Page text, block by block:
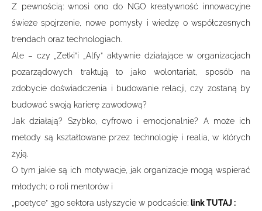
Z pewnością: wnosi ono do NGO kreatywność innowacyjne
świeże spojrzenie, nowe pomysły i wiedzę o współczesnych
trendach oraz technologiach.
Ale – czy „Zetki”i „Alfy” aktywnie działające w organizacjach
pozarządowych traktują to jako wolontariat, sposób na
zdobycie doświadczenia i budowanie relacji, czy zostaną by
budować swoją karierę zawodową?
Jak działają? Szybko, cyfrowo i emocjonalnie? A może ich
metody są kształtowane przez technologię i realia, w których
żyją.
O tym jakie są ich motywacje, jak organizacje mogą wspierać
młodych; o roli mentorów i
„poetyce” 3go sektora usłyszycie w podcaście: link TUTAJ :